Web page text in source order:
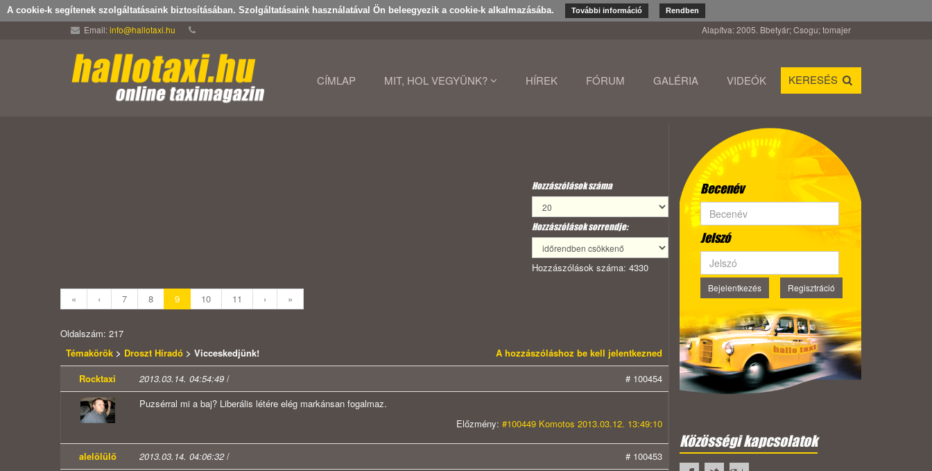
A cookie-k segítenek szolgáltatásaink biztosításában. Szolgáltatásaink használatával Ön beleegyezik a cookie-k alkalmazásába. További információ Rendben
Email:info@hallotaxi.hu Alapítva: 2005. Bbetyár; Csogu; tomajer
CÍMLAP MIT, HOL VEGYÜNK? HÍREK FÓRUM GALÉRIA VIDEÓK KERESÉS
Hozzászólások száma
Hozzászólások sorrendje:
Hozzászólások száma: 4330
« ‹ 7 8 9 10 11 › »
Oldalszám: 217
Témakörök > Droszt Híradó > Vicceskedjünk!
A hozzászóláshoz be kell jelentkezned
Rocktaxi
2013.03.14. 04:54:49 /
# 100454
Puzsérral mi a baj? Liberális létére elég markánsan fogalmaz.
Előzmény: #100449 Komotos 2013.03.12. 13:49:10
alelölülő 2013.03.14. 04:06:32/ # 100453
Becenév
Jelszó
Bejelentkezés Regisztráció
Közösségi kapcsolatok